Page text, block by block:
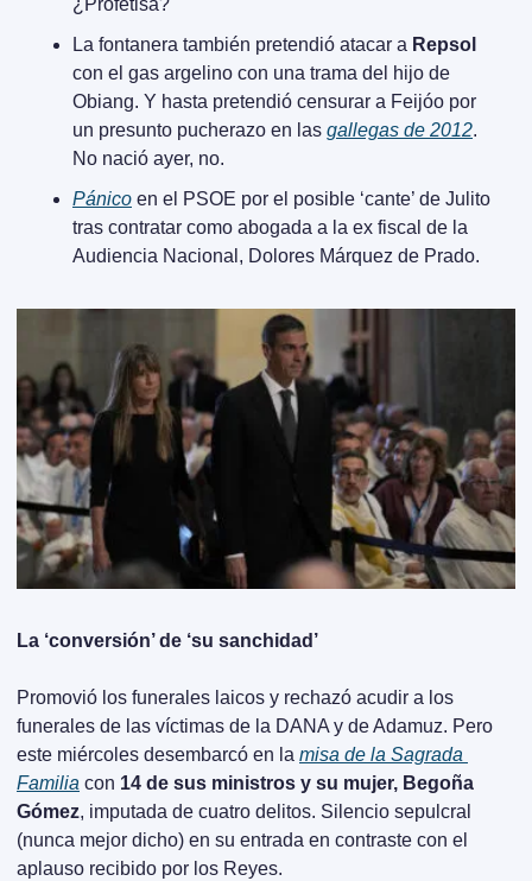
La fontanera también pretendió atacar a Repsol
con el gas argelino con una trama del hijo de
Obiang. Y hasta pretendió censurar a Feijóo por
un presunto pucherazo en las gallegas de 2012.
No nació ayer, no.
Pánico en el PSOE por el posible ‘cante’ de Julito
tras contratar como abogada a la ex fiscal de la
Audiencia Nacional, Dolores Márquez de Prado.
La ‘conversión’ de ‘su sanchidad’
Promovió los funerales laicos y rechazó acudir a los
funerales de las víctimas de la DANA y de Adamuz. Pero
este miércoles desembarcó en la misa de la Sagrada
Familia con 14 de sus ministros y su mujer, Begoña
Gómez, imputada de cuatro delitos. Silencio sepulcral
(nunca mejor dicho) en su entrada en contraste con el
aplauso recibido por los Reyes.